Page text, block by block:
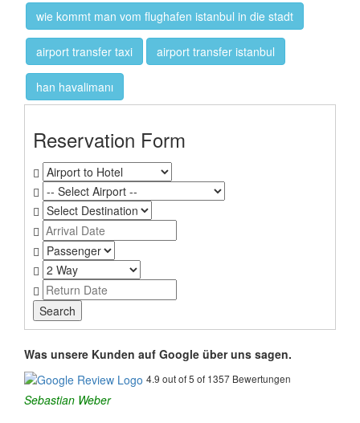
wie kommt man vom flughafen istanbul in die stadt
airport transfer taxi airport transfer istanbul
han havalimanı
Reservation Form
Was unsere Kunden auf Google über uns sagen.
4.9 out of 5 of 1357 Bewertungen
Sebastian Weber